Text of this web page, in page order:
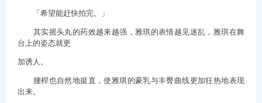
「希望能赶快拍完。」
其实摇头丸的药效越来越强，雅琪的表情越见迷乱，雅琪在舞
台上的姿态就更
加诱人。
腰桿也自然地挺直，使雅琪的豪乳与丰臀曲线更加狂热地表现
出来。